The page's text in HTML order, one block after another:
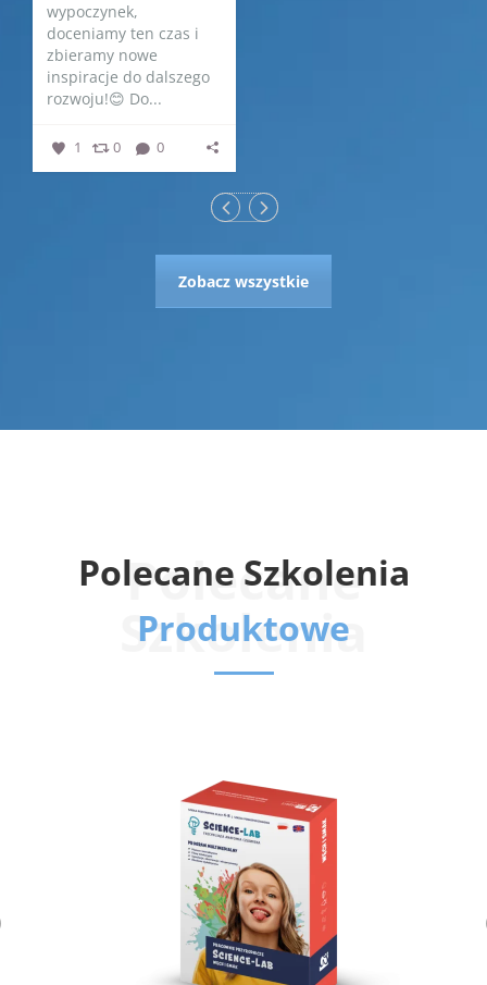
wypoczynek,
doceniamy ten czas i
zbieramy nowe
inspiracje do dalszego
rozwoju!😊 Do...
1 0 0
Zobacz wszystkie
Polecane Szkolenia
Produktowe
Polecane
Szkolenia